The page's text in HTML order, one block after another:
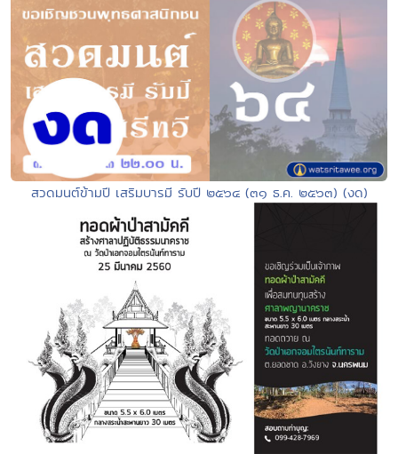
สวดมนต์ข้ามปี เสริมบารมี รับปี ๒๕๖๔ (๓๑ ธ.ค. ๒๕๖๓) (งด)